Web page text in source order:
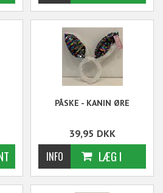
PÅSKE - KANIN ØRE
39,95 DKK